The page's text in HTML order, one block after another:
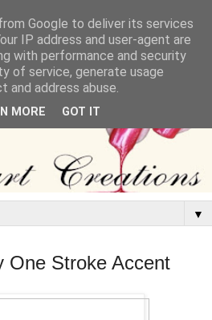
▼
One Stroke Accent
Google to deliver its services
IP address and user-agent are
with performance and security
of service, generate usage
address abuse.
MORE GOT IT